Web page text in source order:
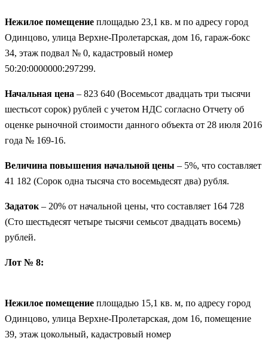
Нежилое помещение площадью 23,1 кв. м по адресу город
Одинцово, улица Верхне-Пролетарская, дом 16, гараж-бокс
34, этаж подвал № 0, кадастровый номер
50:20:0000000:297299.
Начальная цена – 823 640 (Восемьсот двадцать три тысячи
шестьсот сорок) рублей с учетом НДС согласно Отчету об
оценке рыночной стоимости данного объекта от 28 июля 2016
года № 169-16.
Величина повышения начальной цены – 5%, что составляет
41 182 (Сорок одна тысяча сто восемьдесят два) рубля.
Задаток – 20% от начальной цены, что составляет 164 728
(Сто шестьдесят четыре тысячи семьсот двадцать восемь)
рублей.
Лот № 8:
Нежилое помещение площадью 15,1 кв. м, по адресу город
Одинцово, улица Верхне-Пролетарская, дом 16, помещение
39, этаж цокольный, кадастровый номер